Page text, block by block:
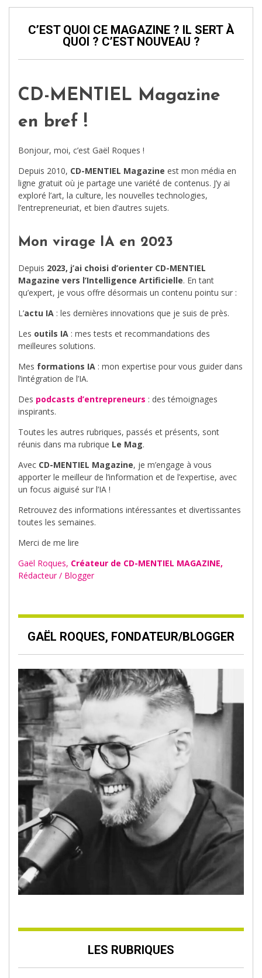
C’EST QUOI CE MAGAZINE ? IL SERT À
QUOI ? C’EST NOUVEAU ?
CD-MENTIEL Magazine
en bref !
Bonjour, moi, c’est Gaël Roques !
Depuis 2010, CD-MENTIEL Magazine est mon média en
ligne gratuit où je partage une variété de contenus. J’y ai
exploré l’art, la culture, les nouvelles technologies,
l’entrepreneuriat, et bien d’autres sujets.
Mon virage IA en 2023
Depuis 2023, j’ai choisi d’orienter CD-MENTIEL
Magazine vers l’Intelligence Artificielle. En tant
qu’expert, je vous offre désormais un contenu pointu sur :
L’actu IA : les dernières innovations que je suis de près.
Les outils IA : mes tests et recommandations des
meilleures solutions.
Mes formations IA : mon expertise pour vous guider dans
l’intégration de l’IA.
Des podcasts d’entrepreneurs : des témoignages
inspirants.
Toutes les autres rubriques, passés et présents, sont
réunis dans ma rubrique Le Mag.
Avec CD-MENTIEL Magazine, je m’engage à vous
apporter le meilleur de l’information et de l’expertise, avec
un focus aiguisé sur l’IA !
Retrouvez des informations intéressantes et divertissantes
toutes les semaines.
Merci de me lire
Gaël Roques, Créateur de CD-MENTIEL MAGAZINE,
Rédacteur / Blogger
GAËL ROQUES, FONDATEUR/BLOGGER
LES RUBRIQUES